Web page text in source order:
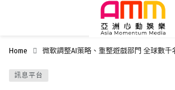
Home 微軟調整AI策略、重整遊戲部門 全球數千
訊息平台